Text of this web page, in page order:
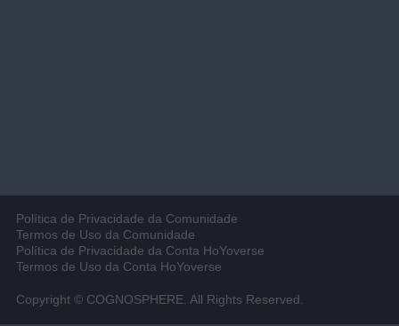
Política de Privacidade da Comunidade
Termos de Uso da Comunidade
Política de Privacidade da Conta HoYoverse
Termos de Uso da Conta HoYoverse
Copyright © COGNOSPHERE. All Rights Reserved.